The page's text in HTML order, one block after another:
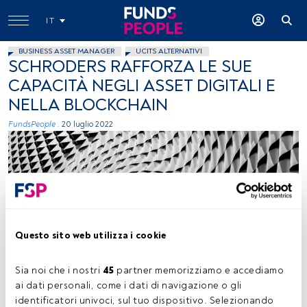
Questo sito web utilizza i cookie
Sia noi che i nostri 45 partner memorizziamo e accediamo
ai dati personali, come i dati di navigazione o gli
identificatori univoci, sul tuo dispositivo. Selezionando
IT
BUSINESS ASSET MANAGER UCITS ALTERNATIVI
SCHRODERS RAFFORZA LE SUE
CAPACITÀ NEGLI ASSET DIGITALI E
NELLA BLOCKCHAIN
FundsPeople . 20 luglio 2022
Tempo di lettura: 1 min.